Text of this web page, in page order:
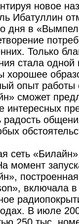
новое
Ибатуллин
дня в
Только
стала одной
хорошее
опыт
сможет
интересных
радость
сеть
момент
включала
В июле